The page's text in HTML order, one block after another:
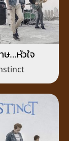
ษ…หัวใจ